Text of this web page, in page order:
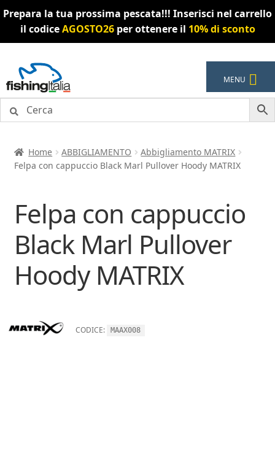
Prepara la tua prossima pescata!!! Inserisci nel carrello
il codiceAGOSTO26per ottenere il 10% di sconto
alla
navigazione
al
contenuto
MENU
Home ABBIGLIAMENTO
Abbigliamento MATRIX
Felpa con cappuccio Black Marl Pullover Hoody MATRIX
Felpa con cappuccio
Black Marl Pullover
Hoody MATRIX
CODICE: MAAX008